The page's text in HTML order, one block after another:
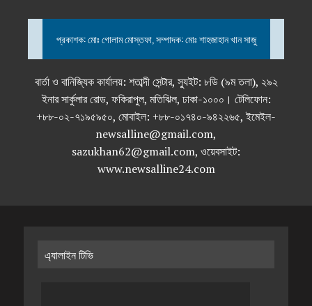
প্রকাশক: মোঃ গোলাম মোস্তফা, সম্পাদক: মোঃ শাহজাহান খান সাজু
বার্তা ও বানিজ্যিক কার্যালয়: শতাব্দী সেন্টার, স্যুইট: ৮ডি (৯ম তলা), ২৯২
ইনার সার্কুলার রোড, ফকিরাপুল, মতিঝিল, ঢাকা-১০০০। টেলিফোন:
+৮৮-০২-৭১৯৫৯৫০, মোবাইল: +৮৮-০১৭৪০-৯৪২২৬৫, ইমেইল-
newsalline@gmail.com,
sazukhan62@gmail.com, ওয়েবসাইট:
www.newsalline24.com
এ্যালাইন টিভি